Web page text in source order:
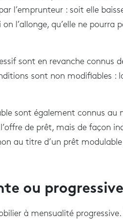
l’emprunteur : soit elle
l’allonge, qu’elle ne pourra
sont en revanche connus
sont non modifiables :
sont également connus au
de prêt, mais de façon
au titre d’un prêt
ou
à mensualité